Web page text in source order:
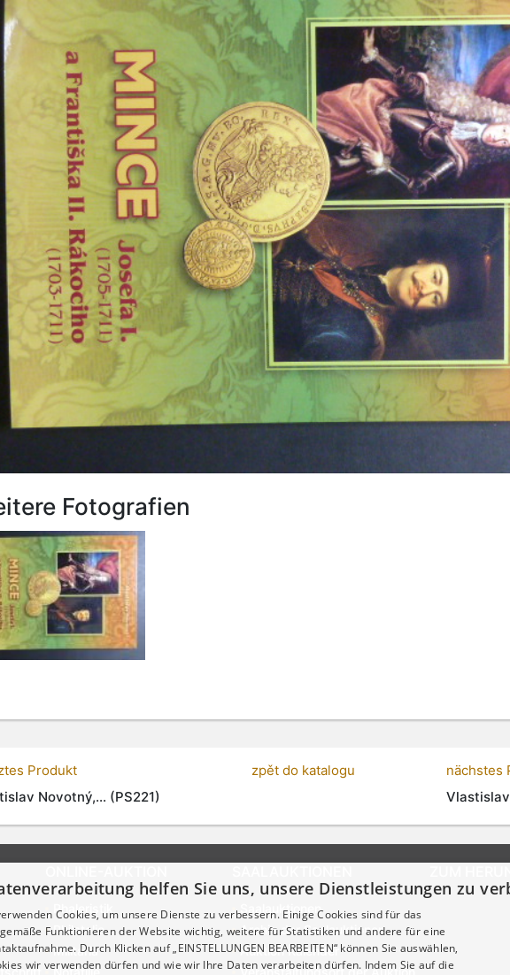
Fotografien
Produkt
Novotný,... (PS221)
zpět do katalogu
nächstes
Phaleristik
Philatelie
Militaria
Saalauktionen
Archiv der Saalauktionen
Auktion Kalender
helfen Sie uns, unsere Dienstleistungen zu
Cookies, um unsere Dienste zu verbessern. Einige Cookies sind für das
Funktionieren der Website wichtig, weitere für Statistiken und andere für eine
Durch Klicken auf „EINSTELLUNGEN BEARBEITEN“ können Sie auswählen,
wir verwenden dürfen und wie wir Ihre Daten verarbeiten dürfen. Indem Sie auf die